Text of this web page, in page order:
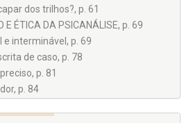
dos trilhos?, p. 61
E ÉTICA DA PSICANÁLISE, p. 69
e interminável, p. 69
de caso, p. 78
p. 81
p. 84